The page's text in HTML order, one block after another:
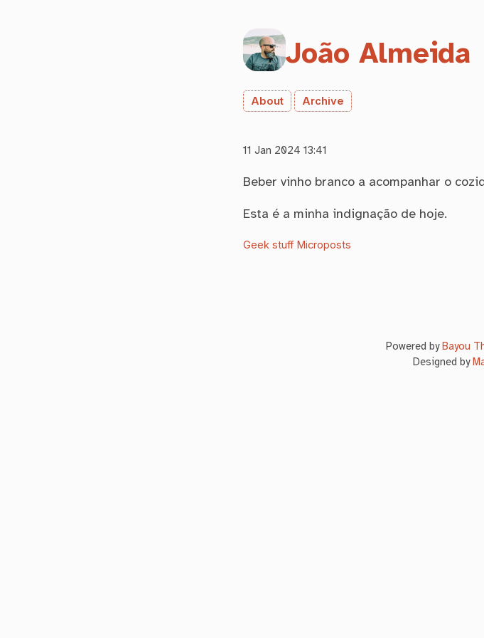
João Almeida
About Archive
11 Jan 2024 13:41
Beber vinho branco a acompanhar o
Esta é a minha indignação de hoje.
Geek stuff Microposts
Powered byBayou
Designed by